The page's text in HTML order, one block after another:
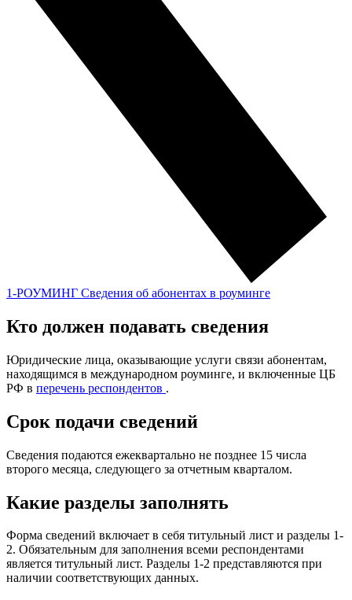
1-РОУМИНГ Сведения об абонентах в роуминге
Кто должен подавать сведения
Юридические лица, оказывающие услуги связи абонентам,
находящимся в международном роуминге, и включенные ЦБ
РФ в перечень респондентов .
Срок подачи сведений
Сведения подаются ежеквартально не позднее 15 числа
второго месяца, следующего за отчетным кварталом.
Какие разделы заполнять
Форма сведений включает в себя титульный лист и разделы 1-
2. Обязательным для заполнения всеми респондентами
является титульный лист. Разделы 1-2 представляются при
наличии соответствующих данных.